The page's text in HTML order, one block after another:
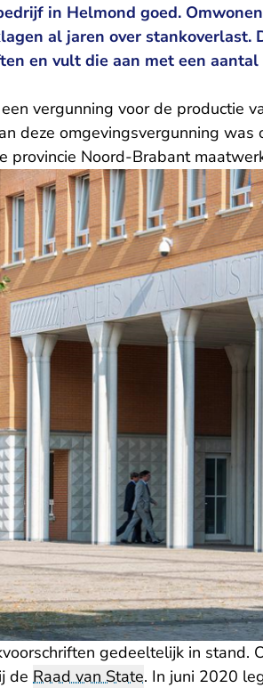
in Helmond goed.
al jaren over stankoverlast.
en vult die aan met een aantal
vergunning voor de productie
deze omgevingsvergunning was
Noord-Brabant
gedeeltelijk in stand.
de Raad van State. In juni 2020